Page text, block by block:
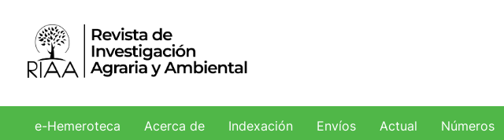
e-Hemeroteca Acerca de Indexación Envíos Actual Números